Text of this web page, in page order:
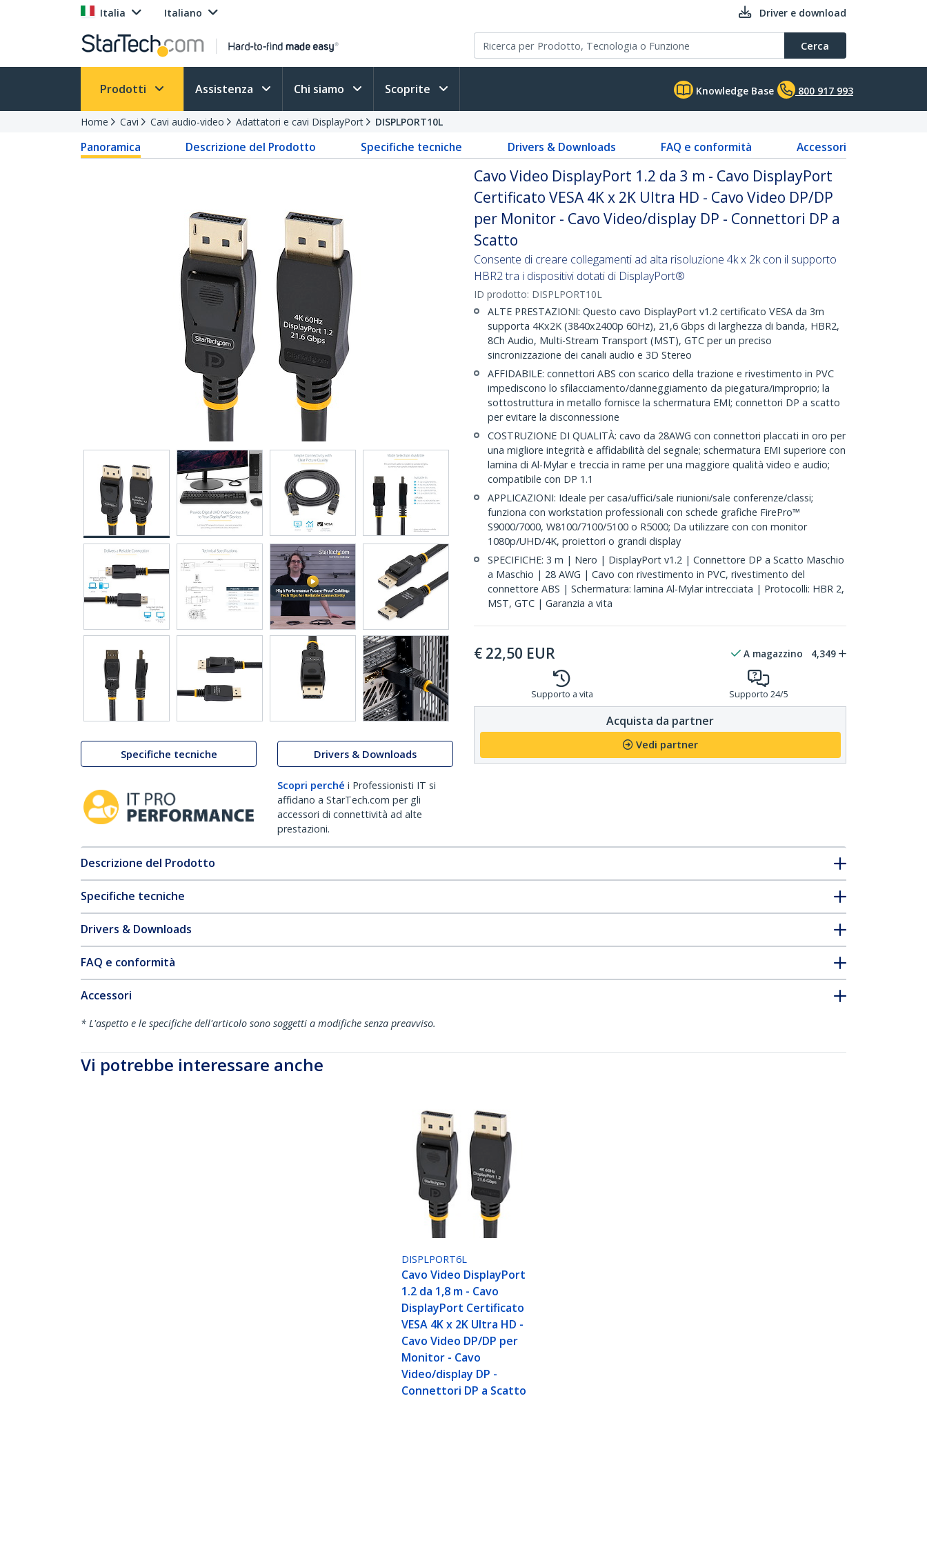
Italia Italiano Driver e download
Cerca
Prodotti Assistenza Chi siamo Scoprite Knowledge Base 800 917 993
Home Cavi Cavi audio-video Adattatori e cavi DisplayPort DISPLPORT10L
Panoramica Descrizione del Prodotto Specifiche tecniche Drivers & Downloads FAQ e conformità Accessori
Specifiche tecniche Drivers & Downloads
Scopri perché i Professionisti IT si
affidano a StarTech.com per gli
accessori di connettività ad alte
prestazioni.
Cavo Video DisplayPort 1.2 da 3 m - Cavo DisplayPort
Certificato VESA 4K x 2K Ultra HD - Cavo Video DP/DP
per Monitor - Cavo Video/display DP - Connettori DP a
Scatto
Consente di creare collegamenti ad alta risoluzione 4k x 2k con il supporto
HBR2 tra i dispositivi dotati di DisplayPort®
ID prodotto: DISPLPORT10L
ALTE PRESTAZIONI: Questo cavo DisplayPort v1.2 certificato VESA da 3m
supporta 4Kx2K (3840x2400p 60Hz), 21,6 Gbps di larghezza di banda, HBR2,
8Ch Audio, Multi-Stream Transport (MST), GTC per un preciso
sincronizzazione dei canali audio e 3D Stereo
AFFIDABILE: connettori ABS con scarico della trazione e rivestimento in PVC
impediscono lo sfilacciamento/danneggiamento da piegatura/improprio; la
sottostruttura in metallo fornisce la schermatura EMI; connettori DP a scatto
per evitare la disconnessione
COSTRUZIONE DI QUALITÀ: cavo da 28AWG con connettori placcati in oro per
una migliore integrità e affidabilità del segnale; schermatura EMI superiore con
lamina di Al-Mylar e treccia in rame per una maggiore qualità video e audio;
compatibile con DP 1.1
APPLICAZIONI: Ideale per casa/uffici/sale riunioni/sale conferenze/classi;
funziona con workstation professionali con schede grafiche FirePro™
S9000/7000, W8100/7100/5100 o R5000; Da utilizzare con con monitor
1080p/UHD/4K, proiettori o grandi display
SPECIFICHE: 3 m | Nero | DisplayPort v1.2 | Connettore DP a Scatto Maschio
a Maschio | 28 AWG | Cavo con rivestimento in PVC, rivestimento del
connettore ABS | Schermatura: lamina Al-Mylar intrecciata | Protocolli: HBR 2,
MST, GTC | Garanzia a vita
€ 22,50 EUR A magazzino 4,349
Supporto a vita Supporto 24/5
Acquista da partner
Vedi partner
Descrizione del Prodotto
Specifiche tecniche
Drivers & Downloads
FAQ e conformità
Accessori
* L'aspetto e le specifiche dell'articolo sono soggetti a modifiche senza preavviso.
Vi potrebbe interessare anche
DISPLPORT6L
Cavo Video DisplayPort
1.2 da 1,8 m - Cavo
DisplayPort Certificato
VESA 4K x 2K Ultra HD -
Cavo Video DP/DP per
Monitor - Cavo
Video/display DP -
Connettori DP a Scatto